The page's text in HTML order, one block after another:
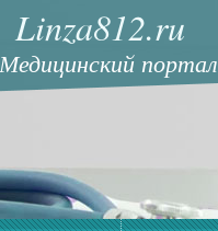
Linza812.ru
портал